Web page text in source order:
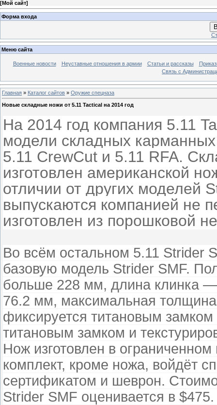
[Мой сайт]
Форма входа
Меню сайта
Военные новости Неуставные отношения в армии Статьи и рассказы
Связь с
Главная » Каталог сайтов » Оружие спецназа
Новые складные ножи от 5.11 Tactical на 2014 год
На 2014 год компания 5.11
модели складных
5.11 CrewCut и 5.11 RFA.
изготовлен американской
отличии от других моделей
выпускаются компанией не
изготовлен из порошковой
Во всём остальном 5.11 Strider
базовую модель Strider SMF.
больше 228 мм, длина клинка
76.2 мм, максимальная
фиксируется титановым
титановым замком и
Нож изготовлен в
комплект, кроме ножа, войдёт
сертификатом и шеврон.
Strider SMF оценивается в